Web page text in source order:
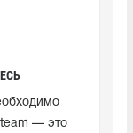
— это